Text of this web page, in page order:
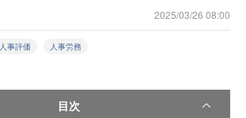
2025/03/26 08:00
人事評価 人事労務
目次